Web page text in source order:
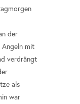
der
Angeln mit
verdrängt
als
war